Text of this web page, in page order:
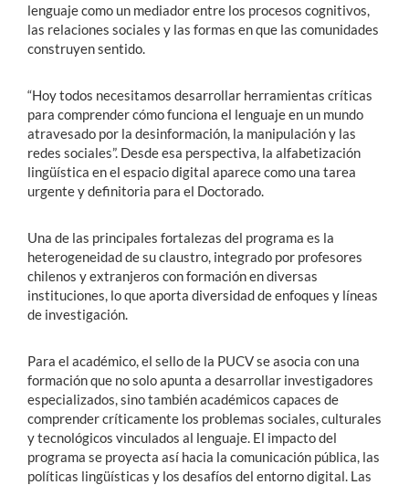
lenguaje como un mediador entre los procesos cognitivos,
las relaciones sociales y las formas en que las comunidades
construyen sentido.
“Hoy todos necesitamos desarrollar herramientas críticas
para comprender cómo funciona el lenguaje en un mundo
atravesado por la desinformación, la manipulación y las
redes sociales”. Desde esa perspectiva, la alfabetización
lingüística en el espacio digital aparece como una tarea
urgente y definitoria para el Doctorado.
Una de las principales fortalezas del programa es la
heterogeneidad de su claustro, integrado por profesores
chilenos y extranjeros con formación en diversas
instituciones, lo que aporta diversidad de enfoques y líneas
de investigación.
Para el académico, el sello de la PUCV se asocia con una
formación que no solo apunta a desarrollar investigadores
especializados, sino también académicos capaces de
comprender críticamente los problemas sociales, culturales
y tecnológicos vinculados al lenguaje. El impacto del
programa se proyecta así hacia la comunicación pública, las
políticas lingüísticas y los desafíos del entorno digital. Las